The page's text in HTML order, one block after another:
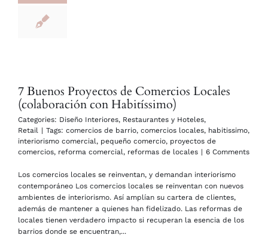
7 Buenos Proyectos de Comercios Locales
(colaboración con Habitíssimo)
Categories: Diseño Interiores, Restaurantes y Hoteles,
Retail | Tags: comercios de barrio, comercios locales, habitissimo,
interiorismo comercial, pequeño comercio, proyectos de
comercios, reforma comercial, reformas de locales | 6 Comments
Los comercios locales se reinventan, y demandan interiorismo
contemporáneo Los comercios locales se reinventan con nuevos
ambientes de interiorismo. Así amplían su cartera de clientes,
además de mantener a quienes han fidelizado. Las reformas de
locales tienen verdadero impacto si recuperan la esencia de los
barrios donde se encuentran,...